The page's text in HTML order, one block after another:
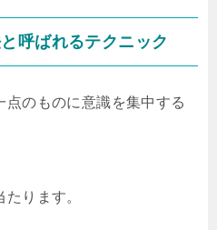
呼ばれるテクニック
点のものに意識を集中する
ります。